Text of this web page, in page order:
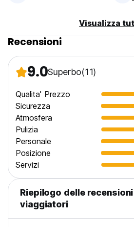
Visualizza
Recensioni
9.0Superbo(11)
Qualita' Prezzo
Sicurezza
Atmosfera
Pulizia
Personale
Posizione
Servizi
Riepilogo delle
viaggiatori